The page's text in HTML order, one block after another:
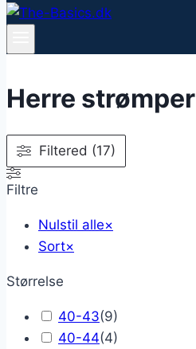
Herre strømper
Filtered (17)
Filtre
Nulstil alle×
Sort×
Størrelse
40-43(9)
40-44(4)